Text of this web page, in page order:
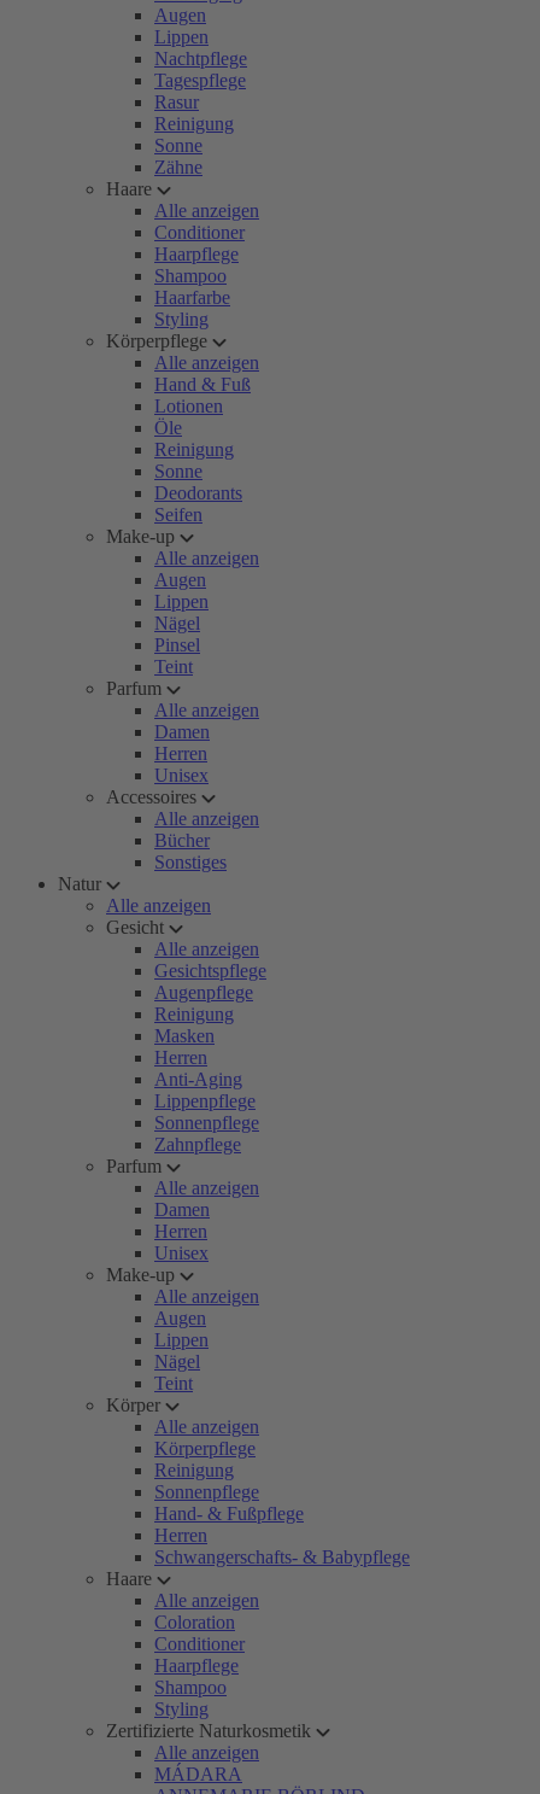
Augen
Lippen
Nachtpflege
Tagespflege
Rasur
Reinigung
Sonne
Zähne
Haare
Alle anzeigen
Conditioner
Haarpflege
Shampoo
Haarfarbe
Styling
Körperpflege
Alle anzeigen
Hand & Fuß
Lotionen
Öle
Reinigung
Sonne
Deodorants
Seifen
Make-up
Alle anzeigen
Augen
Lippen
Nägel
Pinsel
Teint
Parfum
Alle anzeigen
Damen
Herren
Unisex
Accessoires
Alle anzeigen
Bücher
Sonstiges
Natur
Alle anzeigen
Gesicht
Alle anzeigen
Gesichtspflege
Augenpflege
Reinigung
Masken
Herren
Anti-Aging
Lippenpflege
Sonnenpflege
Zahnpflege
Parfum
Alle anzeigen
Damen
Herren
Unisex
Make-up
Alle anzeigen
Augen
Lippen
Nägel
Teint
Körper
Alle anzeigen
Körperpflege
Reinigung
Sonnenpflege
Hand- & Fußpflege
Herren
Schwangerschafts- & Babypflege
Haare
Alle anzeigen
Coloration
Conditioner
Haarpflege
Shampoo
Styling
Zertifizierte Naturkosmetik
Alle anzeigen
MÁDARA